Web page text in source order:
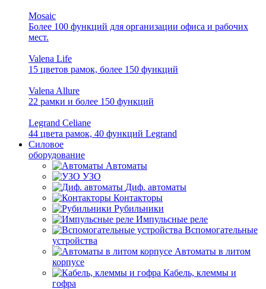
Mosaic
Более 100 функций для организации офиса и рабочих
мест.
Valena Life
15 цветов рамок, более 150 функций
Valena Allure
22 рамки и более 150 функций
Legrand Celiane
44 цвета рамок, 40 функций Legrand
Силовое
оборудование
Автоматы
УЗО
Диф. автоматы
Контакторы
Рубильники
Импульсные реле
Вспомогательные
устройства
Автоматы в литом
корпусе
Кабель, клеммы и
гофра